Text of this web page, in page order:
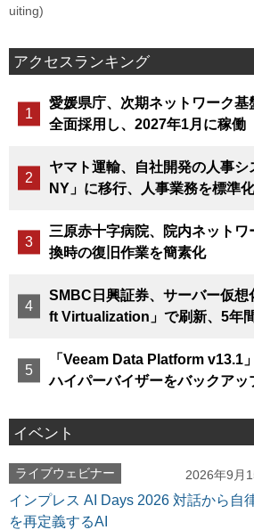
uiting)
アクセスランキング
愛媛県庁、次期ネットワーク基
全面採用し、2027年1月に稼働
ヤマト運輸、自社開発の人事シ
NY」に移行、人事業務を標準
三原赤十字病院、院内ネット
換時の復旧作業を簡素化
SMBC日興証券、サーバー仮
ft Virtualization」で刷新、5年
「Veeam Data Platform v13.1
ハイパーバイザーをバックアッ
イベント
ライブウェビナー 2026年9月
インプレス AI Days 2026 対話から自
を再定義するAI